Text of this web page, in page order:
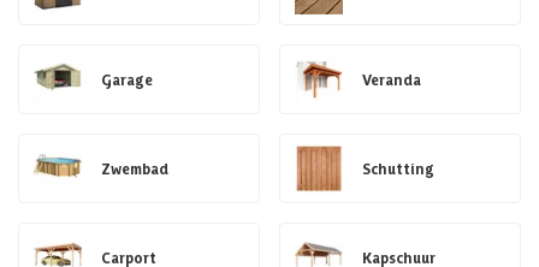
Garage Veranda
Zwembad Schutting
Carport Kapschuur